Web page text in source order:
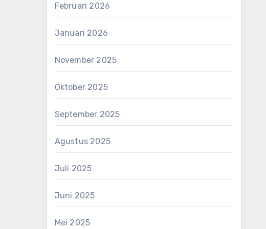
Februari 2026
Januari 2026
November 2025
Oktober 2025
September 2025
Agustus 2025
Juli 2025
Juni 2025
Mei 2025